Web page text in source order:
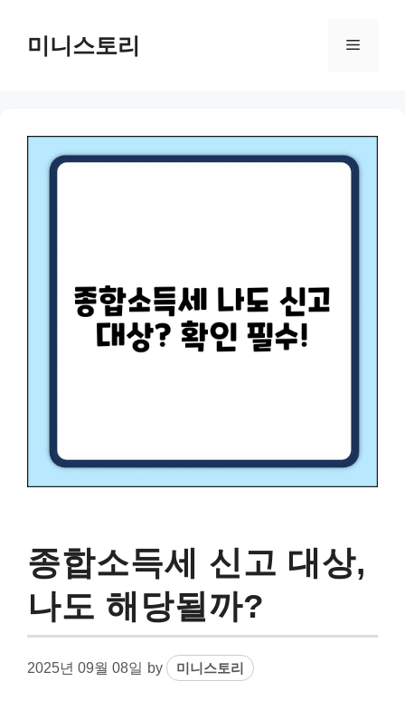
content미니스토리 Menu
종합소득세 신고 대상,
나도 해당될까?
2025년 09월 08일 by 미니스토리